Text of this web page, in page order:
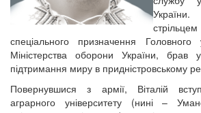
спеціального призначення Головного
Міністерства оборони України, брав
підтримання миру в придністровському
Повернувшися з армії, Віталій
аграрного університету (нині –